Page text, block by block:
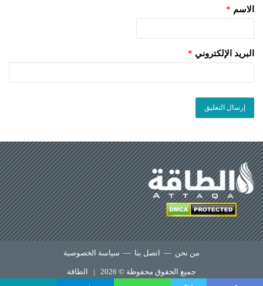
الاسم *
البريد الإلكتروني *
من نحن — اتصل بنا — سياسة الخصوصية
جميع الحقوق محفوظة © 2026 | الطاقة